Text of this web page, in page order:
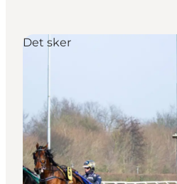
Det sker